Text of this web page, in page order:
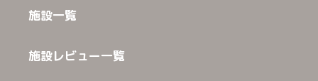
施設一覧
施設レビュー一覧